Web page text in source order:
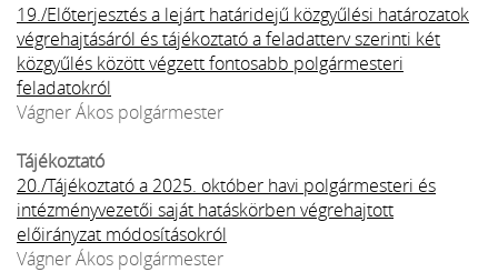
19./Előterjesztés a lejárt határidejű közgyűlési határozatok
végrehajtásáról és tájékoztató a feladatterv szerinti két
közgyűlés között végzett fontosabb polgármesteri
feladatokról
Vágner Ákos polgármester
Tájékoztató
20./Tájékoztató a 2025. október havi polgármesteri és
intézményvezetői saját hatáskörben végrehajtott
előirányzat módosításokról
Vágner Ákos polgármester